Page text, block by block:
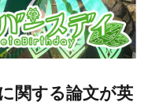
関する論文が英